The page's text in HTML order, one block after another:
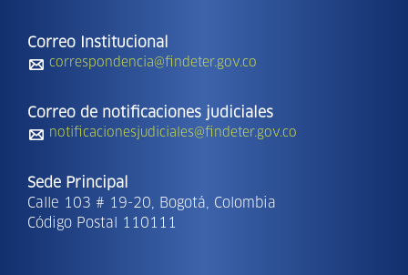
Correo Institucional
correspondencia@findeter.gov.co
Correo de notificaciones judiciales
notificacionesjudiciales@findeter.gov.co
Sede Principal
Calle 103 # 19-20, Bogotá, Colombia
Código Postal 110111